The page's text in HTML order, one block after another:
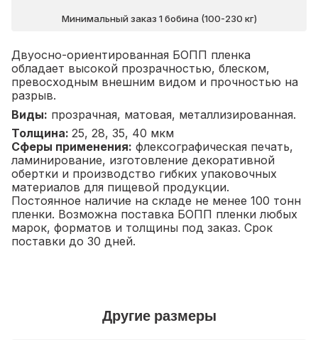
Минимальный заказ 1 бобина (100-230 кг)
Двуосно-ориентированная БОПП пленка
обладает высокой прозрачностью, блеском,
превосходным внешним видом и прочностью на
разрыв.
Виды: прозрачная, матовая, металлизированная.
Толщина: 25, 28, 35, 40 мкм
Сферы применения: флексографическая печать,
ламинирование, изготовление декоративной
обертки и производство гибких упаковочных
материалов для пищевой продукции.
Постоянное наличие на складе не менее 100 тонн
пленки. Возможна поставка БОПП пленки любых
марок, форматов и толщины под заказ. Срок
поставки до 30 дней.
Другие размеры